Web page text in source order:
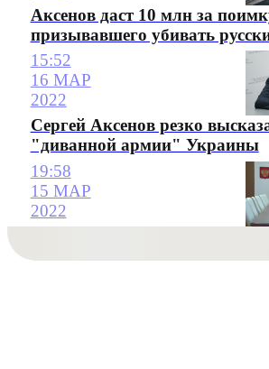
Аксенов даст 10 млн за
призывавшего убивать
15:52
16 МАР
2022
Сергей Аксенов резко
"диванной армии" Украины
19:58
15 МАР
2022